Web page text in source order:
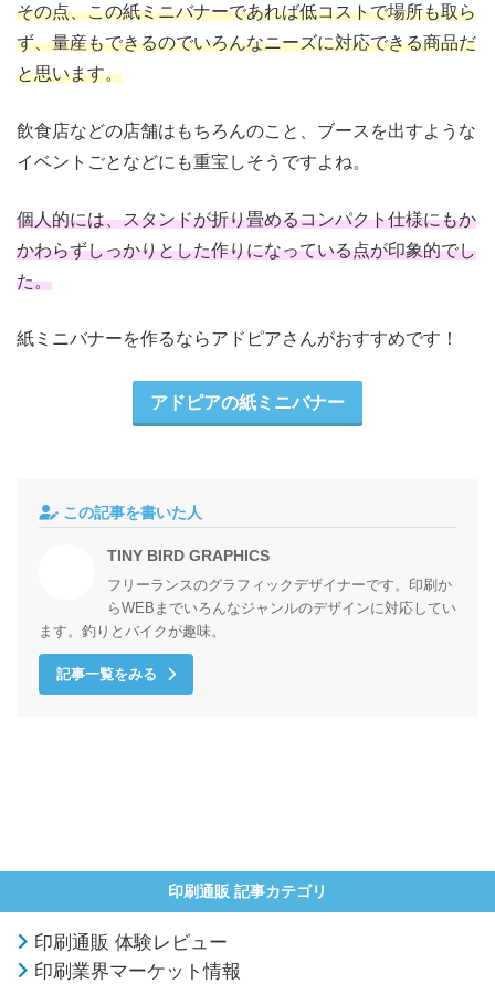
その点、この紙ミニバナーであれば低コストで場所も取ら
ず、量産もできるのでいろんなニーズに対応できる商品だ
と思います。
飲食店などの店舗はもちろんのこと、ブースを出すような
イベントごとなどにも重宝しそうですよね。
個人的には、スタンドが折り畳めるコンパクト仕様にもか
かわらずしっかりとした作りになっている点が印象的でし
た。
紙ミニバナーを作るならアドピアさんがおすすめです！
アドピアの紙ミニバナー
この記事を書いた人
TINY BIRD GRAPHICS
フリーランスのグラフィックデザイナーです。印刷か
らWEBまでいろんなジャンルのデザインに対応してい
ます。釣りとバイクが趣味。
記事一覧をみる
印刷通販 記事カテゴリ
印刷通販 体験レビュー
印刷業界マーケット情報